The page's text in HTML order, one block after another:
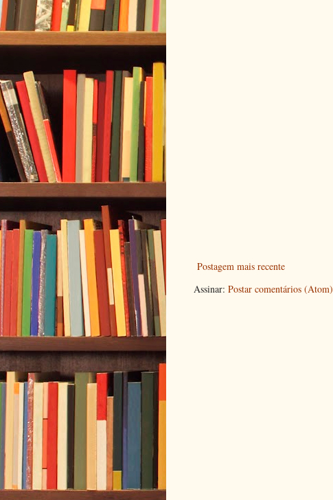
Postagem mais recente
Assinar: Postar comentários (Atom)